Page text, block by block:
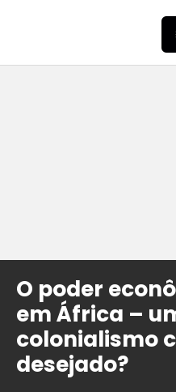
O poder
em África –
colonialismo
desejado?